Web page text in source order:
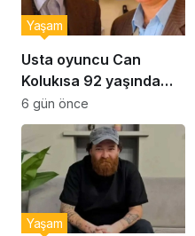
Usta oyuncu Can
Kolukısa 92 yaşında
hayatını kaybetti
Yaşam
6 gün önce
Yaşam